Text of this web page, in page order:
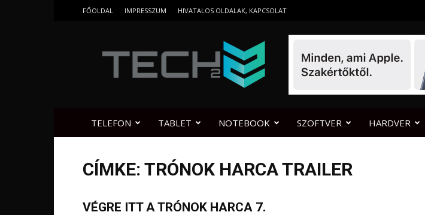
FŐOLDAL IMPRESSZUM HIVATALOS OLDALAK, KAPCSOLAT
TELEFON TABLET NOTEBOOK SZOFTVER HARDVER
CÍMKE: TRÓNOK HARCA TRAILER
VÉGRE ITT A TRÓNOK HARCA 7.